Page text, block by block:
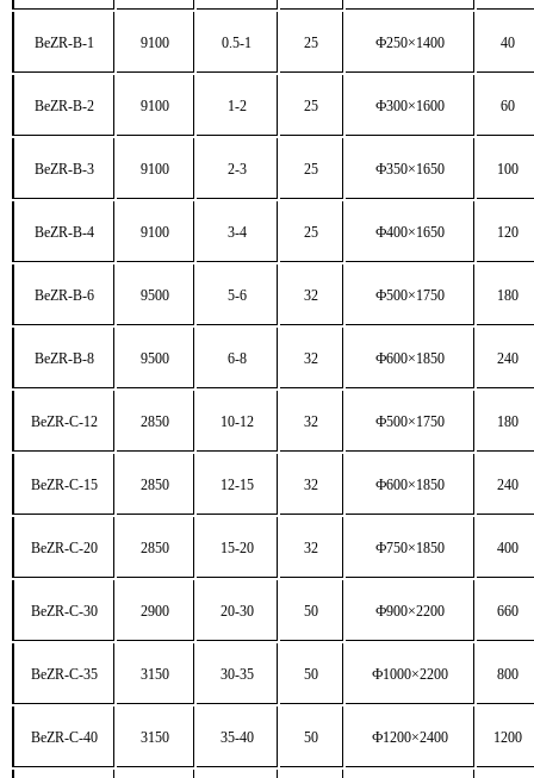
BeZR-B-1 9100 0.5-1 25 Ф250×1400 40
BeZR-B-2 9100 1-2 25 Ф300×1600 60
BeZR-B-3 9100 2-3 25 Ф350×1650 100
BeZR-B-4 9100 3-4 25 Ф400×1650 120
BeZR-B-6 9500 5-6 32 Ф500×1750 180
BeZR-B-8 9500 6-8 32 Ф600×1850 240
BeZR-C-12 2850 10-12 32 Ф500×1750 180
BeZR-C-15 2850 12-15 32 Ф600×1850 240
BeZR-C-20 2850 15-20 32 Ф750×1850 400
BeZR-C-30 2900 20-30 50 Ф900×2200 660
BeZR-C-35 3150 30-35 50 Ф1000×2200 800
BeZR-C-40 3150 35-40 50 Ф1200×2400 1200